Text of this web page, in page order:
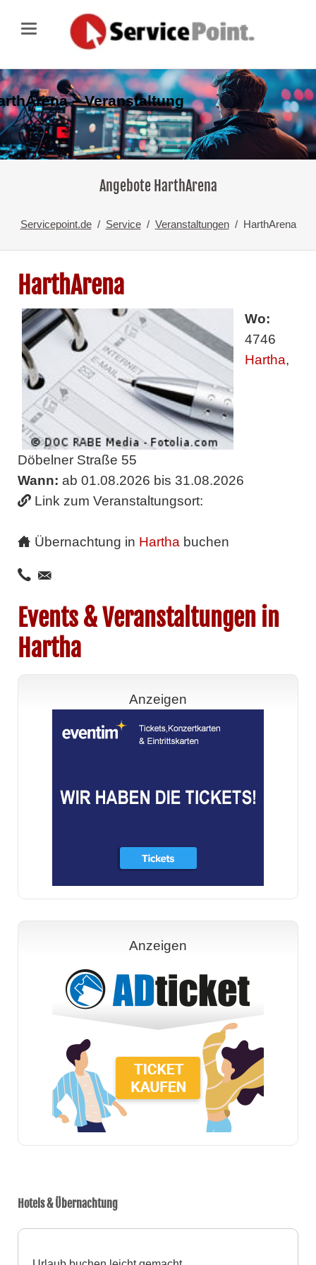
– Veranstaltung
Angebote HarthArena
Servicepoint.de Service Veranstaltungen HarthArena
HarthArena
Wo:
4746
Hartha,
Döbelner Straße 55
Wann: ab 01.08.2026 bis 31.08.2026
Link zum Veranstaltungsort:
Übernachtung in Hartha buchen
Events & Veranstaltungen in
Hartha
Anzeigen
Anzeigen
Hotels & Übernachtung